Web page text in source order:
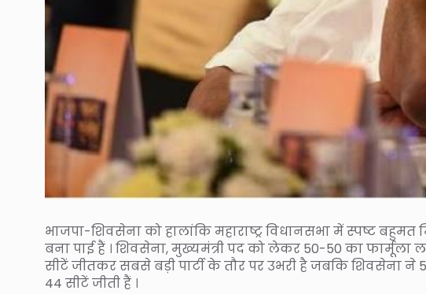
भाजपा-शिवसेना को हालांकि महाराष्ट्र विधानसभा में स्पष्ट बहुमत
बना पाई हैं । शिवसेना, मुख्यमंत्री पद को लेकर 50-50 का फार्मूला
सीटें जीतकर सबसे बड़ी पार्टी के तौर पर उभरी है जबकि शिवसेना ने
44 सीटें जीती हैं ।